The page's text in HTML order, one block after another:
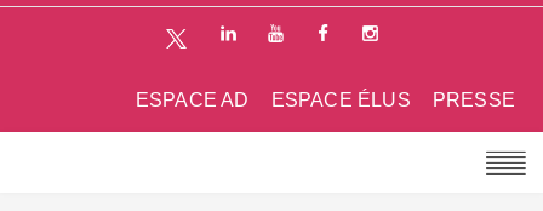
PRESSE
ESPACE ÉLUS
ESPACE AD